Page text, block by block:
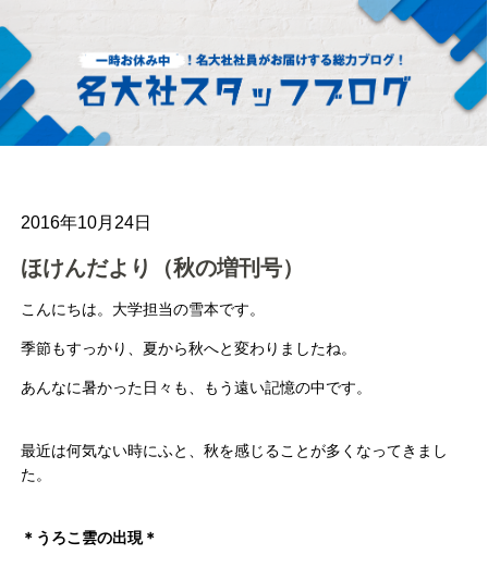
2016年10月24日
ほけんだより（秋の増刊号）
こんにちは。大学担当の雪本です。
季節もすっかり、夏から秋へと変わりましたね。
あんなに暑かった日々も、もう遠い記憶の中です。
最近は何気ない時にふと、秋を感じることが多くなってきまし
た。
＊うろこ雲の出現＊